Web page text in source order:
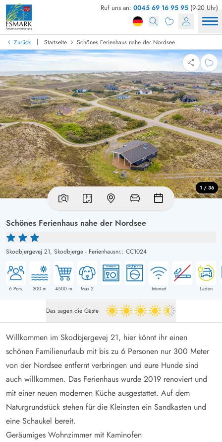
Ruf uns an: 0045 69 16 95 95 (9-20 Uhr)
Zurück | Startseite Schönes Ferienhaus nahe der Nordsee
Schönes Ferienhaus nahe der Nordsee
Skodbjergevej 21, Skodbjerge - Ferienhausnr.: CC1024
6Pers. 300 m 4500m Max 2 Internet Laden
1 / 36
Das sagen die Gäste 4.5 von 5
Willkommen im Skodbjergevej 21, hier könnt ihr einen
schönen Familienurlaub mit bis zu 6 Personen nur 300 Meter
von der Nordsee entfernt verbringen und eure Hunde sind
auch willkommen. Das Ferienhaus wurde 2019 renoviert und
mit einer neuen modernen Küche ausgestattet. Auf dem
Naturgrundstück stehen für die Kleinsten ein Sandkasten und
eine Schaukel bereit.
Geräumiges Wohnzimmer mit Kaminofen